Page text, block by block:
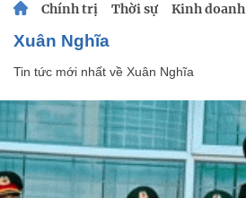
Chính trị Thời sự Kinh doanh
Xuân Nghĩa
Tin tức mới nhất về Xuân Nghĩa